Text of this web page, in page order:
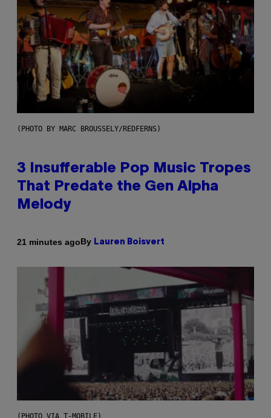
(PHOTO BY MARC BROUSSELY/REDFERNS)
3 Insufferable Pop Music Tropes
That Predate the Gen Alpha
Melody
21 minutes agoBy Lauren Boisvert
(PHOTO VIA T-MOBILE)